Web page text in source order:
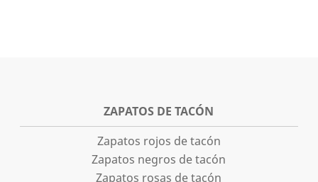
ZAPATOS DE TACÓN
Zapatos rojos de tacón
Zapatos negros de tacón
Zapatos rosas de tacón